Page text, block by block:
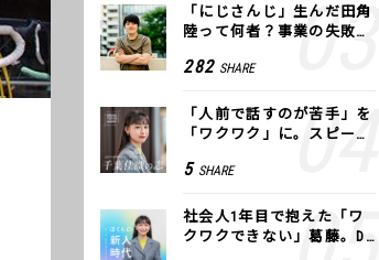
「にじさんじ」生んだ田角
陸って何者？事業の失敗
COLOR
282 SHARE
「人前で話すのが苦手」を
「ワクワク」に。スピーチ
方トレーニング」に込めた
5 SHARE
社会人1年目で抱えた「ワ
クワクできない」葛藤。De